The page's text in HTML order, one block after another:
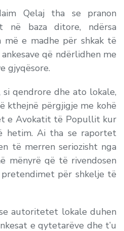
Qelaj tha se pranon
në baza ditore, ndërsa
e madhe për shkak të
që ndërlidhen me
gjyqësore.
qendrore dhe ato lokale,
kthejnë përgjigje me kohë
e Avokatit të Popullit kur
hetim. Ai tha se raportet
të merren seriozisht nga
mënyrë që të rivendosen
për shkelje të
autoritetet lokale duhen
e qytetarëve dhe t’u